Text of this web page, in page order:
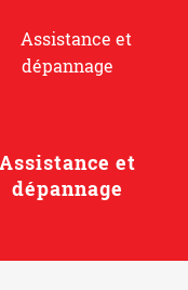
Assistance et
dépannage